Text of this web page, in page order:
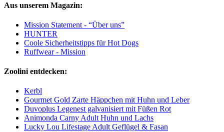
Aus unserem Magazin:
Mission Statement - “Über uns”
HUNTER
Coole Sicherheitstipps für Hot Dogs
Ruffwear - Mission
Zoolini entdecken:
Kerbl
Gourmet Gold Zarte Häppchen mit Huhn und Leber
Duvoplus Legenest galvanisiert mit Füßen Rot
Animonda Carny Adult Huhn und Lachs
Lucky Lou Lifestage Adult Geflügel & Fasan